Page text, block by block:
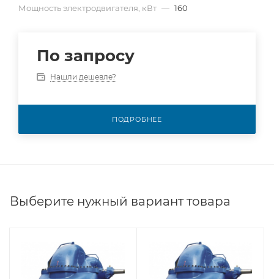
Мощность электродвигателя, кВт — 160
По запросу
Нашли дешевле?
ПОДРОБНЕЕ
Выберите нужный вариант товара